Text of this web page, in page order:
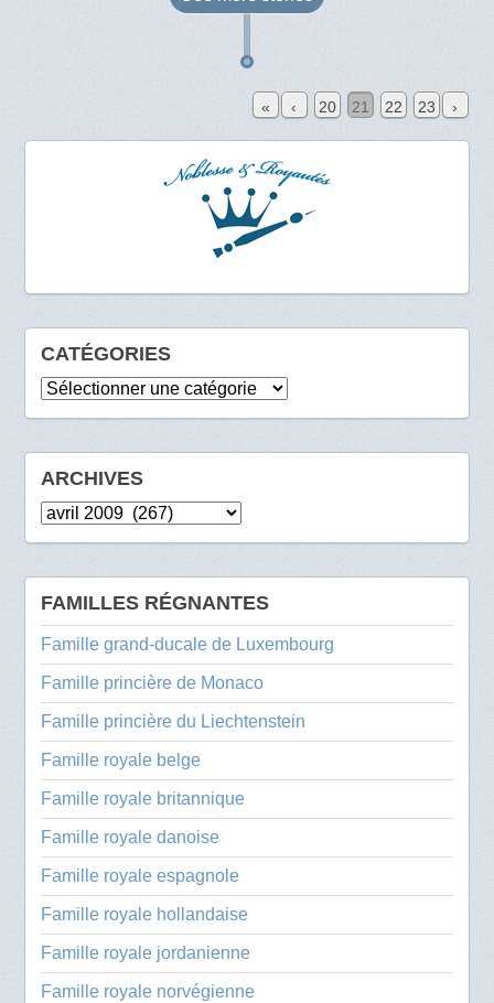
« ‹ 20 21 22 23 ›
CATÉGORIES
Catégories
ARCHIVES
Archives
FAMILLES RÉGNANTES
Famille grand-ducale de Luxembourg
Famille princière de Monaco
Famille princière du Liechtenstein
Famille royale belge
Famille royale britannique
Famille royale danoise
Famille royale espagnole
Famille royale hollandaise
Famille royale jordanienne
Famille royale norvégienne